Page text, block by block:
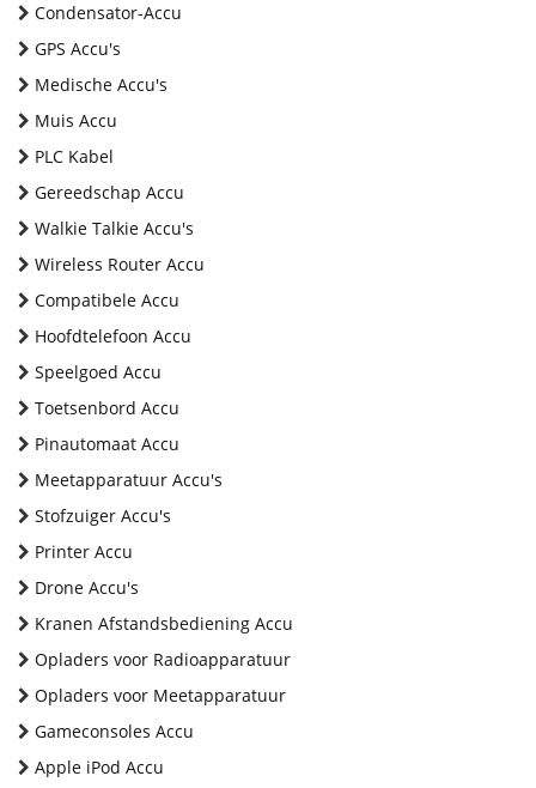
Condensator-Accu
GPS Accu's
Medische Accu's
Muis Accu
PLC Kabel
Gereedschap Accu
Walkie Talkie Accu's
Wireless Router Accu
Compatibele Accu
Hoofdtelefoon Accu
Speelgoed Accu
Toetsenbord Accu
Pinautomaat Accu
Meetapparatuur Accu's
Stofzuiger Accu's
Printer Accu
Drone Accu's
Kranen Afstandsbediening Accu
Opladers voor Radioapparatuur
Opladers voor Meetapparatuur
Gameconsoles Accu
Apple iPod Accu